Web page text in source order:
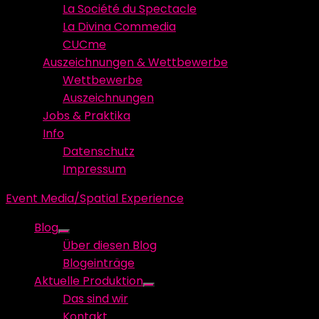
La Société du Spectacle
La Divina Commedia
CUCme
Auszeichnungen & Wettbewerbe
Wettbewerbe
Auszeichnungen
Jobs & Praktika
Info
Datenschutz
Impressum
Event Media/Spatial Experience
Blog
Show
sub
menu
Über diesen Blog
Blogeinträge
Aktuelle Produktion
Show
Das sind wir